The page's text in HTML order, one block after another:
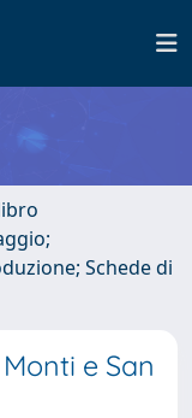
Schede di
e San